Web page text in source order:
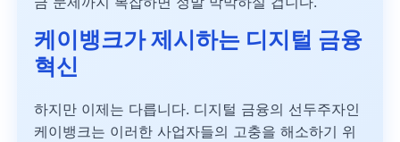
케이뱅크가 제시하는 디지털 금융
혁신
하지만 이제는 다릅니다. 디지털 금융의 선두주자인
케이뱅크는 이러한 사업자들의 고충을 해소하기 위